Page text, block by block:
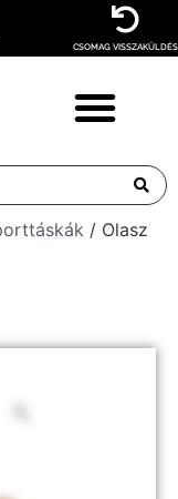
CSOMAG VISSZAKÜLDÉS
/ Olasz